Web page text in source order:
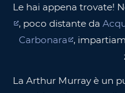
Le hai appena trovate!
, poco distante da
Carbonara
,
La Arthur Murray è un